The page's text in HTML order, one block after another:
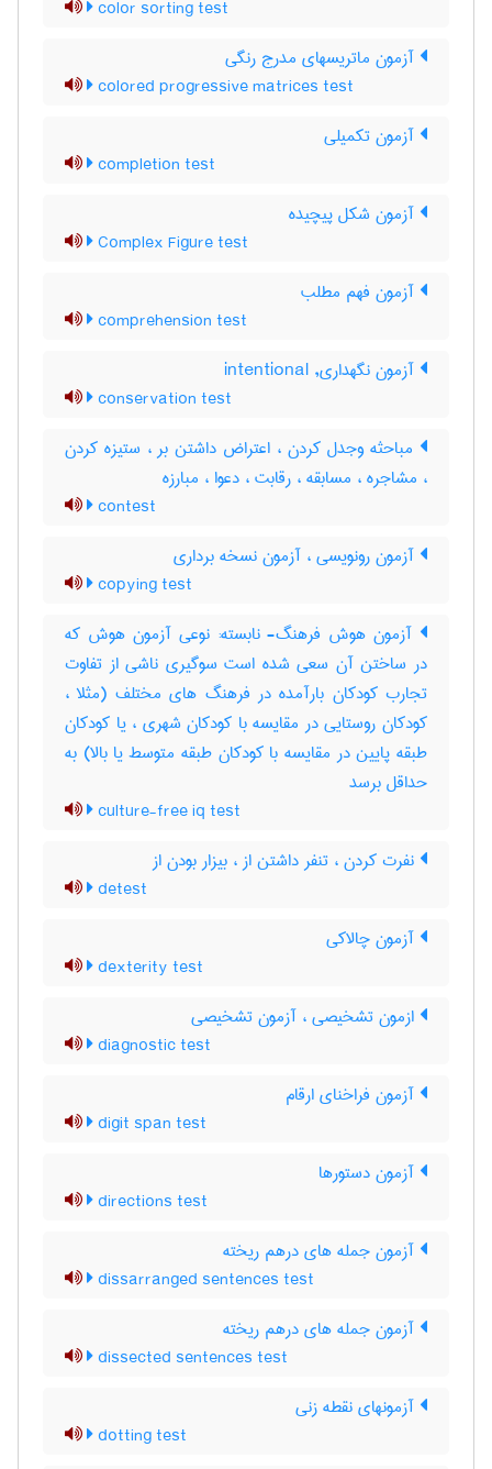
color sorting test
آزمون ماتریسهای مدرج رنگی
colored progressive matrices test
آزمون تکمیلی
completion test
آزمون شكل پيچيده
Complex Figure test
آزمون فهم مطلب
comprehension test
آزمون نگهداری, intentional
conservation test
مباحثه وجدل کردن ، اعتراض داشتن بر ، ستیزه کردن
، مشاجره ، مسابقه ، رقابت ، دعوا ، مبارزه
contest
آزمون رونویسی ، آزمون نسخه برداری
copying test
آزمون هوش فرهنگ- نابسته: نوعی آزمون هوش که
در ساختن آن سعی شده است سوگیری ناشی از تفاوت
تجارب کودکان بارآمده در فرهنگ های مختلف (مثلا ،
کودکان روستایی در مقایسه با کودکان شهری ، یا کودکان
طبقه پایین در مقایسه با کودکان طبقه متوسط یا بالا) به
حداقل برسد
culture-free iq test
نفرت کردن ، تنفر داشتن از ، بیزار بودن از
detest
آزمون چالاکی
dexterity test
ازمون تشخیصی ، آزمون تشخیصی
diagnostic test
آزمون فراخنای ارقام
digit span test
آزمون دستورها
directions test
آزمون جمله های درهم ریخته
dissarranged sentences test
آزمون جمله های درهم ریخته
dissected sentences test
آزمونهای نقطه زنی
dotting test